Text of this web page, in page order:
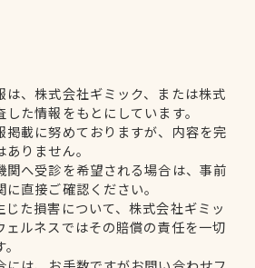
は、株式会社ギミック、または株式
た情報をもとにしています。
掲載に努めておりますが、内容を完
りません。
関へ受診を希望される場合は、事前
直接ご確認ください。
じた損害について、株式会社ギミッ
ェルネスではその賠償の責任を一切